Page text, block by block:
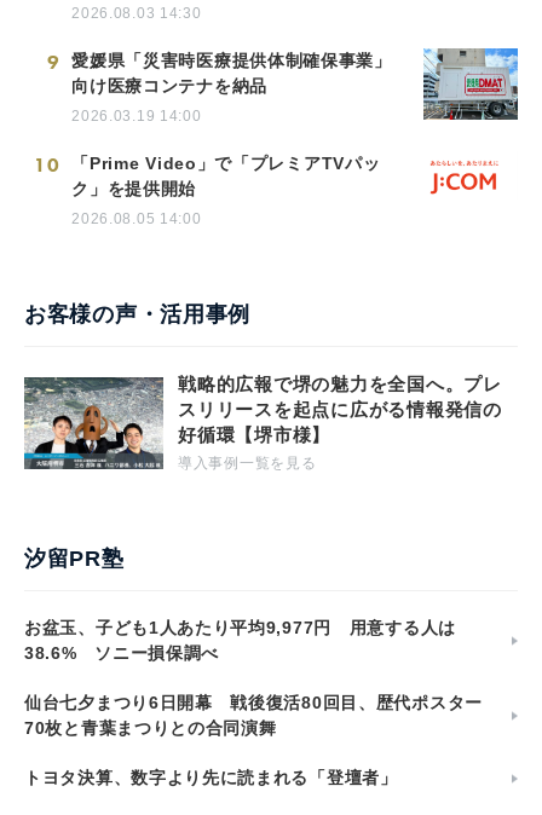
2026.08.03 14:30
9
愛媛県「災害時医療提供体制確保事業」
向け医療コンテナを納品
2026.03.19 14:00
10
「Prime Video」で「プレミアTVパッ
ク」を提供開始
2026.08.05 14:00
お客様の声・活用事例
戦略的広報で堺の魅力を全国へ。プレ
スリリースを起点に広がる情報発信の
好循環【堺市様】
導入事例一覧を見る
汐留PR塾
お盆玉、子ども1人あたり平均9,977円 用意する人は
38.6% ソニー損保調べ
仙台七夕まつり6日開幕 戦後復活80回目、歴代ポスター
70枚と青葉まつりとの合同演舞
トヨタ決算、数字より先に読まれる「登壇者」